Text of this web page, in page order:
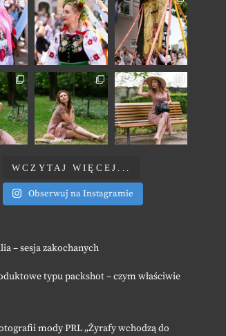
WCZYTAJ WIĘCEJ...
Obserwuj na Instagramie
– sesja zakochanych
typu packshot – czym właściwie
mody PRL „Żyrafy wchodzą do